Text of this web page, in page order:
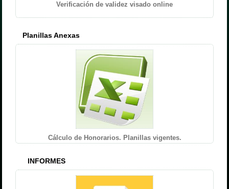
Verificación de validez visado online
Planillas Anexas
Cálculo de Honorarios. Planillas vigentes.
INFORMES